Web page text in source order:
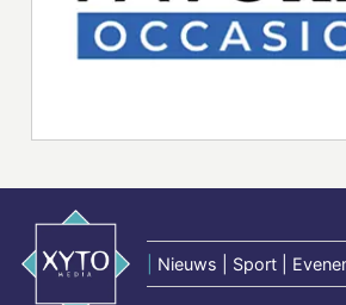
Nieuws | Sport |